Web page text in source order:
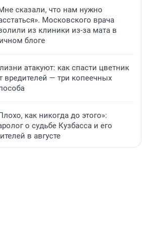
сказали, что нам нужно
Московского врача
из клиники из-за мата в
блоге
атакуют: как спасти цветник
вредителей — три копеечных
как никогда до этого»:
о судьбе Кузбасса и его
в августе